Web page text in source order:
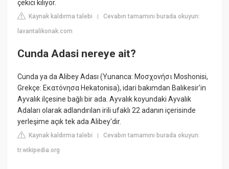
çekici kılıyor.
Kaynak kaldırma talebi |Cevabın tamamını burada okuyun:
lavantalikonak.com
Cunda Adasi nereye ait?
Cunda ya da Alibey Adası (Yunanca: Μοσχονήσι Moshonisi,
Grekçe: Εκατόνησα Hekatonisa), idari bakımdan Balıkesir'in
Ayvalık ilçesine bağlı bir ada. Ayvalık koyundaki Ayvalık
Adaları olarak adlandırılan irili ufaklı 22 adanın içerisinde
yerleşime açık tek ada Alibey'dir.
Kaynak kaldırma talebi |Cevabın tamamını burada okuyun:
tr.wikipedia.org